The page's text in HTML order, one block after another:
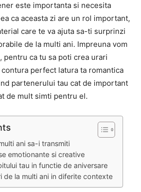
este importanta si necesita
ca aceasta zi are un rol important,
care te va ajuta sa-ti surprinzi
de la multi ani. Impreuna vom
pentru ca tu sa poti crea urari
perfect latura ta romantica
partenerului tau cat de important
de mult simti pentru el.
ani sa-i transmiti
emotionante si creative
tau in functie de aniversare
de la multi ani in diferite contexte